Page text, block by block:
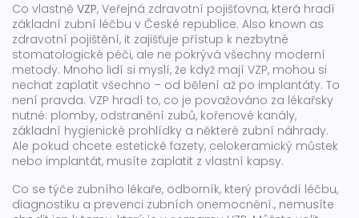
Co vlastně VZP, Veřejná zdravotní pojišťovna, která hradí
základní zubní léčbu v České republice. Also known as
zdravotní pojištění, it zajišťuje přístup k nezbytné
stomatologické péči, ale ne pokrývá všechny moderní
metody. Mnoho lidí si myslí, že když mají VZP, mohou si
nechat zaplatit všechno – od bělení až po implantáty. To
není pravda. VZP hradí to, co je považováno za lékařsky
nutné: plomby, odstranění zubů, kořenové kanály,
základní hygienické prohlídky a některé zubní náhrady.
Ale pokud chcete estetické fazety, celokeramický můstek
nebo implantát, musíte zaplatit z vlastní kapsy.
Co se týče zubního lékaře, odborník, který provádí léčbu,
diagnostiku a prevenci zubních onemocnění., nemusíte